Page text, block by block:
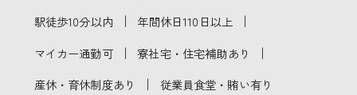
駅徒歩10分以内 ｜ 年間休日110日以上 ｜
マイカー通勤可 ｜ 寮社宅・住宅補助あり ｜
産休・育休制度あり ｜ 従業員食堂・賄い有り